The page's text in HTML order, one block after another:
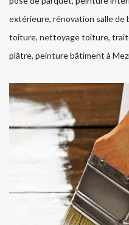
extérieure, rénovation salle de
toiture, nettoyage toiture,
plâtre, peinture bâtiment à